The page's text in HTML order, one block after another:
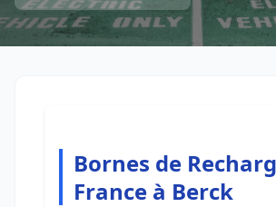
Bornes de
France à Berck